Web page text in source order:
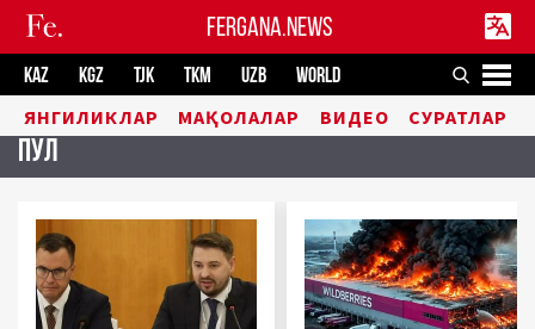
FERGANA.NEWS
KAZ KGZ TJK TKM UZB WORLD
ЯНГИЛИКЛАР МАҚОЛАЛАР ВИДЕО СУРАТЛАР
Пул